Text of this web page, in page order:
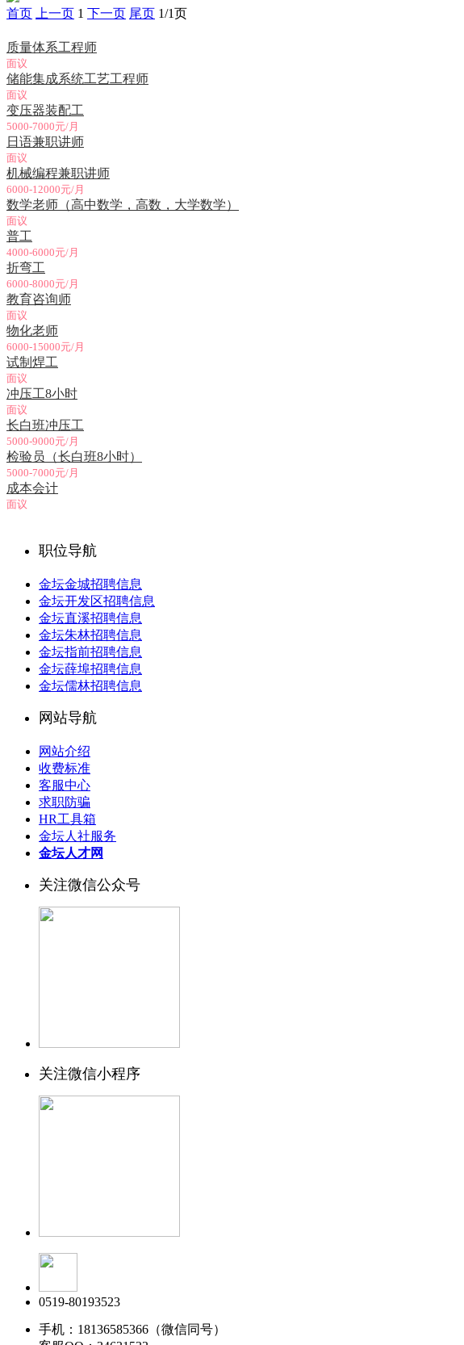
首页 上一页 1 下一页 尾页 1/1页
质量体系工程师
面议
储能集成系统工艺工程师
面议
变压器装配工
5000-7000元/月
日语兼职讲师
面议
机械编程兼职讲师
6000-12000元/月
数学老师（高中数学，高数，大学数学）
面议
普工
4000-6000元/月
折弯工
6000-8000元/月
教育咨询师
面议
物化老师
6000-15000元/月
试制焊工
面议
冲压工8小时
面议
长白班冲压工
5000-9000元/月
检验员（长白班8小时）
5000-7000元/月
成本会计
面议
职位导航
金坛金城招聘信息
金坛开发区招聘信息
金坛直溪招聘信息
金坛朱林招聘信息
金坛指前招聘信息
金坛薛埠招聘信息
金坛儒林招聘信息
网站导航
网站介绍
收费标准
客服中心
求职防骗
HR工具箱
金坛人社服务
金坛人才网
关注微信公众号
关注微信小程序
0519-80193523
手机：18136585366（微信同号）